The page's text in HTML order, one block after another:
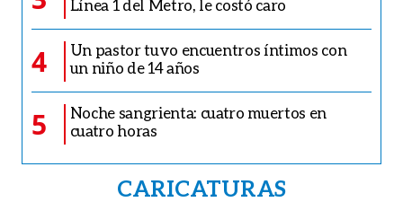
Línea 1 del Metro, le costó caro
4
Un pastor tuvo encuentros íntimos con
un niño de 14 años
5
Noche sangrienta: cuatro muertos en
cuatro horas
CARICATURAS